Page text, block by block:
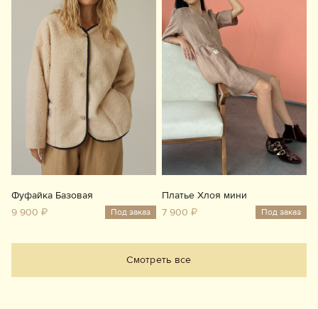
Фуфайка Базовая
9 900 ₽
Под заказ
Платье Хлоя мини
7 900 ₽
Под заказ
Смотреть все